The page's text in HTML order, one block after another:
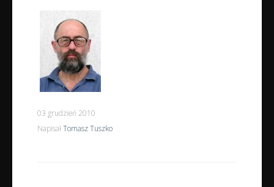
03 grudzień 2010
Napisał Tomasz Tuszko